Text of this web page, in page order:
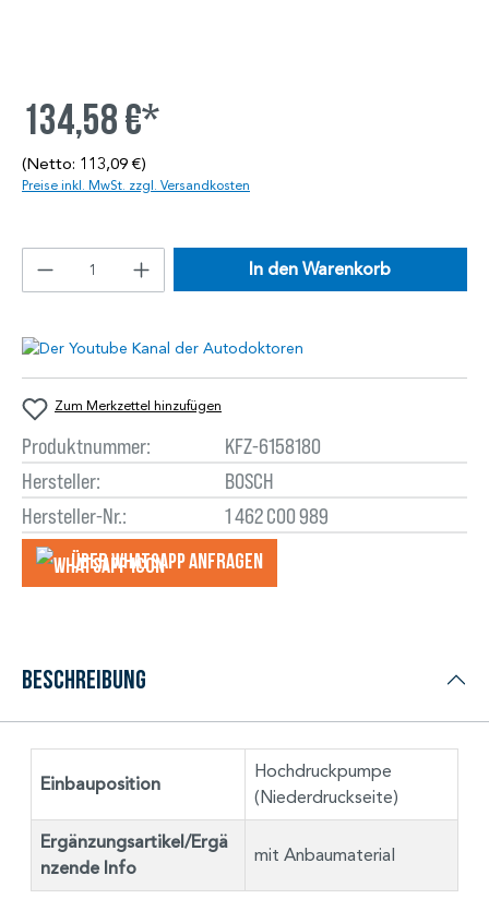
134,58 €*
(Netto: 113,09 €)
Preise inkl. MwSt. zzgl. Versandkosten
In den Warenkorb
Zum Merkzettel hinzufügen
Produktnummer:
KFZ-6158180
Hersteller:
BOSCH
Hersteller-Nr.:
1 462 C00 989
Über WhatsApp anfragеn
Beschreibung
Einbauposition
Hochdruckpumpe
(Niederdruckseite)
Ergänzungsartikel/Ergä
nzende Info
mit Anbaumaterial